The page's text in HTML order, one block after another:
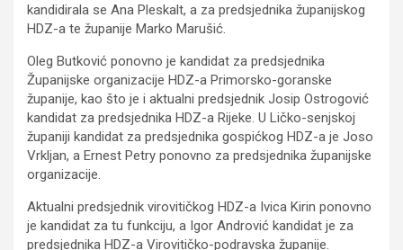
kandidirala se Ana Pleskalt, a za predsjednika županijskog
HDZ-a te županije Marko Marušić.
Oleg Butković ponovno je kandidat za predsjednika
Županijske organizacije HDZ-a Primorsko-goranske
županije, kao što je i aktualni predsjednik Josip Ostrogović
kandidat za predsjednika HDZ-a Rijeke. U Ličko-senjskoj
županiji kandidat za predsjednika gospićkog HDZ-a je Joso
Vrkljan, a Ernest Petry ponovno za predsjednika županijske
organizacije.
Aktualni predsjednik virovitičkog HDZ-a Ivica Kirin ponovno
je kandidat za tu funkciju, a Igor Andrović kandidat je za
predsjednika HDZ-a Virovitičko-podravska županije.